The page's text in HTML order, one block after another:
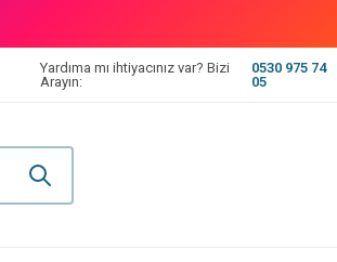
Yardıma mı ihtiyacınız var? Bizi
Arayın:
0530 975 74
05